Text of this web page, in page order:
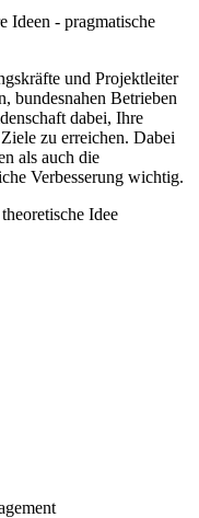
Ideen - pragmatische
und Projektleiter
bundesnahen Betrieben
dabei, Ihre
zu erreichen. Dabei
als auch die
Verbesserung wichtig.
Idee